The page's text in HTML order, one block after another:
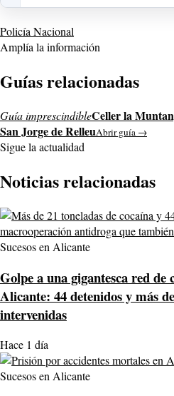
Policía Nacional
Amplía la información
Guías relacionadas
Guía imprescindibleCeller la
San Jorge de RelleuAbrir guía →
Sigue la actualidad
Noticias relacionadas
Sucesos en Alicante
Golpe a una gigantesca red de
Alicante: 44 detenidos y más
intervenidas
Hace 1 día
Sucesos en Alicante